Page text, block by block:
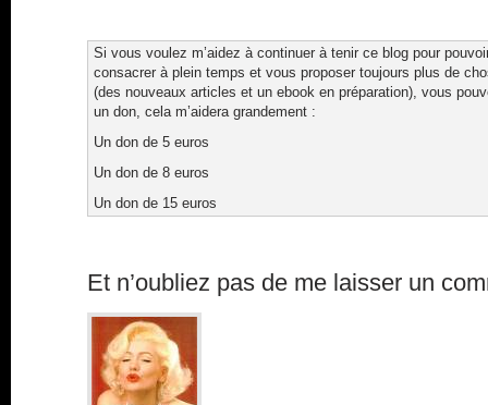
Si vous voulez m’aidez à continuer à tenir ce blog pour
consacrer à plein temps et vous proposer toujours plus de
(des nouveaux articles et un ebook en préparation), vous
un don, cela m’aidera grandement :
Un don de 5 euros
Un don de 8 euros
Un don de 15 euros
Et n’oubliez pas de me laisser un